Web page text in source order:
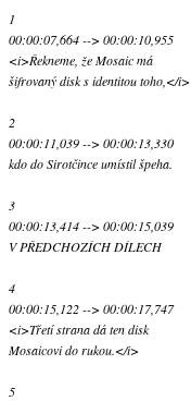
1
00:00:07,664 --> 00:00:10,955
<i>Řekneme, že Mosaic má
šifrovaný disk s identitou toho,</i>
2
00:00:11,039 --> 00:00:13,330
kdo do Sirotčince umístil špeha.
3
00:00:13,414 --> 00:00:15,039
V PŘEDCHOZÍCH DÍLECH
4
00:00:15,122 --> 00:00:17,747
<i>Třetí strana dá ten disk
Mosaicovi do rukou.</i>
5